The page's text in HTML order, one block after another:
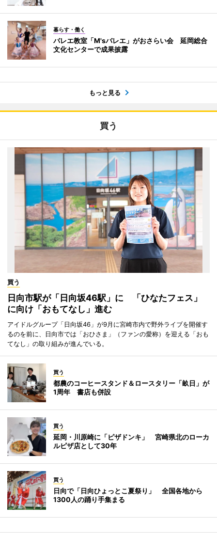
暮らす・働く
バレエ教室「M'sバレエ」がおさらい会 延岡総合
文化センターで成果披露
もっと見る
買う
買う
日向市駅が「日向坂46駅」に 「ひなたフェス」
に向け「おもてなし」進む
アイドルグループ「日向坂46」が9月に宮崎市内で野外ライブを開催す
るのを前に、日向市では「おひさま」（ファンの愛称）を迎える「おも
てなし」の取り組みが進んでいる。
買う
都農のコーヒースタンド＆ロースタリー「畝日」が
1周年 書店も併設
買う
延岡・川原崎に「ピザドンキ」 宮崎県北のローカ
ルピザ店として30年
買う
日向で「日向ひょっとこ夏祭り」 全国各地から
1300人の踊り手集まる